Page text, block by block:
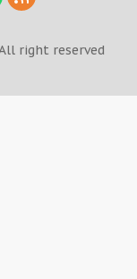
right reserved